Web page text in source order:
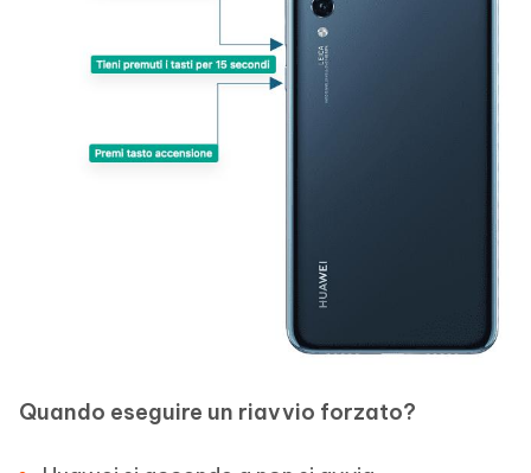
Quando eseguire un riavvio forzato?